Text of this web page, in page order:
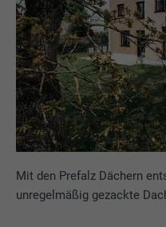
Mit den Prefalz Dächern
unregelmäßig gezackte